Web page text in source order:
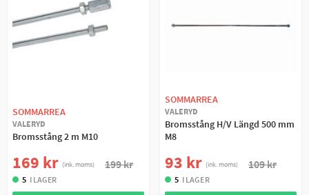
SOMMARREA
VALERYD
Bromsstång 2 m M10
169 kr (ink. moms) 199 kr
5 I LAGER
SOMMARREA
VALERYD
Bromsstång H/V Längd 500 mm
M8
93 kr (ink. moms) 109 kr
5 I LAGER